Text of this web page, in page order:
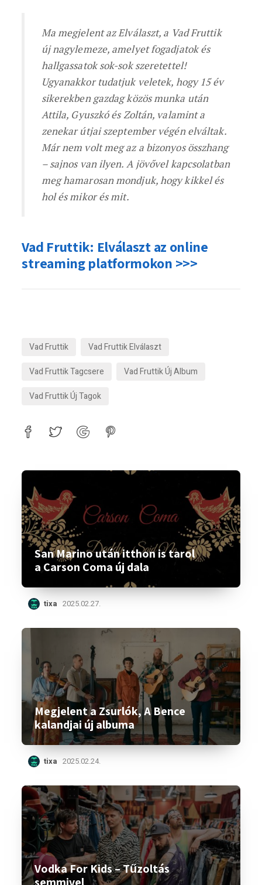
Ma megjelent az Elválaszt, a Vad Fruttik
új nagylemeze, amelyet fogadjatok és
hallgassatok sok-sok szeretettel!
Ugyanakkor tudatjuk veletek, hogy 15 év
sikerekben gazdag közös munka után
Attila, Gyuszkó és Zoltán, valamint a
zenekar útjai szeptember végén elváltak.
Már nem volt meg az a bizonyos összhang
– sajnos van ilyen. A jövővel kapcsolatban
meg hamarosan mondjuk, hogy kikkel és
hol és mikor és mit.
Vad Fruttik: Elválaszt az online
streaming platformokon >>>
Vad Fruttik
Vad Fruttik Elválaszt
Vad Fruttik Tagcsere
Vad Fruttik Új Album
Vad Fruttik Új Tagok
San Marino után itthon is tarol
a Carson Coma új dala
tixa 2025.02.27.
Megjelent a Zsurlók, A Bence
kalandjai új albuma
tixa 2025.02.24.
Vodka For Kids – Tűzoltás